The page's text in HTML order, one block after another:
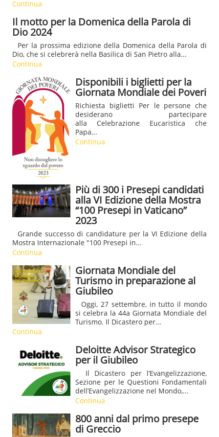
Continua
Il motto per la Domenica della Parola di
Dio 2024
Per la prossima edizione della Domenica della Parola di
Dio, che si celebrerà nella Basilica di San Pietro alla...
Continua
Disponibili i biglietti per la
Giornata Mondiale dei Poveri
Richiesta biglietti Per le persone che
desiderano partecipare
alla Celebrazione Eucaristica che
Papa...
Continua
Più di 300 i Presepi candidati
alla VI Edizione della Mostra
“100 Presepi in Vaticano”
2023
Grande successo di candidature per la VI Edizione della
Mostra Internazionale "100 Presepi in...
Continua
Giornata Mondiale del
Turismo in preparazione al
Giubileo
Oggi, 27 settembre, in tutto il mondo
si celebra la 44a Giornata Mondiale del
Turismo. Il Dicastero per...
Continua
Deloitte Advisor Strategico
per il Giubileo
Il Dicastero per l’Evangelizzazione,
Sezione per le Questioni Fondamentali
dell’Evangelizzazione nel Mondo,...
Continua
800 anni dal primo presepe
di Greccio